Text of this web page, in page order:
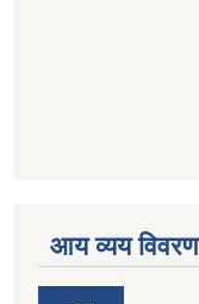
आय व्यय विवरण